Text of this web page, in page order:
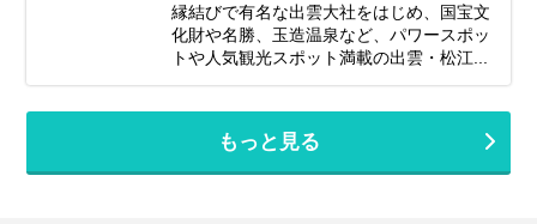
縁結びで有名な出雲大社をはじめ、国宝文
化財や名勝、玉造温泉など、パワースポッ
トや人気観光スポット満載の出雲・松江...
もっと見る